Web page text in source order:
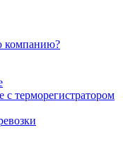
компанию?
с терморегистратором